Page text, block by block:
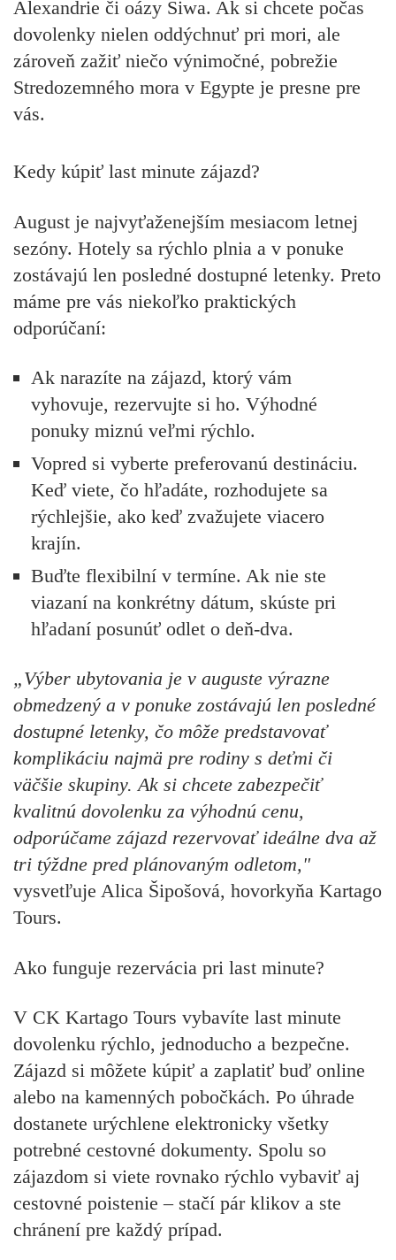
Alexandrie či oázy Siwa. Ak si chcete počas
dovolenky nielen oddýchnuť pri mori, ale
zároveň zažiť niečo výnimočné, pobrežie
Stredozemného mora v Egypte je presne pre
vás.
Kedy kúpiť last minute zájazd?
August je najvyťaženejším mesiacom letnej
sezóny. Hotely sa rýchlo plnia a v ponuke
zostávajú len posledné dostupné letenky. Preto
máme pre vás niekoľko praktických
odporúčaní:
Ak narazíte na zájazd, ktorý vám
vyhovuje, rezervujte si ho. Výhodné
ponuky miznú veľmi rýchlo.
Vopred si vyberte preferovanú destináciu.
Keď viete, čo hľadáte, rozhodujete sa
rýchlejšie, ako keď zvažujete viacero
krajín.
Buďte flexibilní v termíne. Ak nie ste
viazaní na konkrétny dátum, skúste pri
hľadaní posunúť odlet o deň-dva.
„Výber ubytovania je v auguste výrazne
obmedzený a v ponuke zostávajú len posledné
dostupné letenky, čo môže predstavovať
komplikáciu najmä pre rodiny s deťmi či
väčšie skupiny. Ak si chcete zabezpečiť
kvalitnú dovolenku za výhodnú cenu,
odporúčame zájazd rezervovať ideálne dva až
tri týždne pred plánovaným odletom,"
vysvetľuje Alica Šipošová, hovorkyňa Kartago
Tours.
Ako funguje rezervácia pri last minute?
V CK Kartago Tours vybavíte last minute
dovolenku rýchlo, jednoducho a bezpečne.
Zájazd si môžete kúpiť a zaplatiť buď online
alebo na kamenných pobočkách. Po úhrade
dostanete urýchlene elektronicky všetky
potrebné cestovné dokumenty. Spolu so
zájazdom si viete rovnako rýchlo vybaviť aj
cestovné poistenie – stačí pár klikov a ste
chránení pre každý prípad.